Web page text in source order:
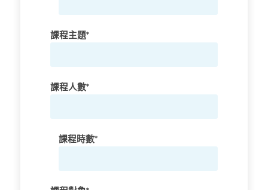
課程主題*
課程人數*
課程時數*